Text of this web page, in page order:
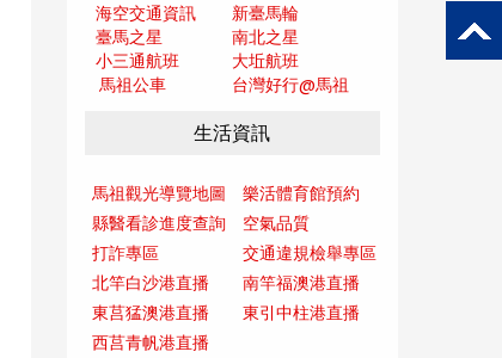
海空交通資訊
新臺馬輪
臺馬之星
南北之星
小三通航班
大坵航班
馬祖公車
台灣好行@馬祖
生活資訊
馬祖觀光導覽地圖
樂活體育館預約
縣醫看診進度查詢
空氣品質
打詐專區
交通違規檢舉專區
北竿白沙港直播
南竿福澳港直播
東莒猛澳港直播
東引中柱港直播
西莒青帆港直播